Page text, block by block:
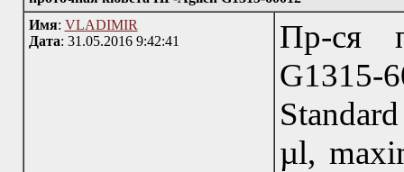
Имя: VLADIMIR
Дата: 31.05.2016 9:42:41
Пр-ся
µl,